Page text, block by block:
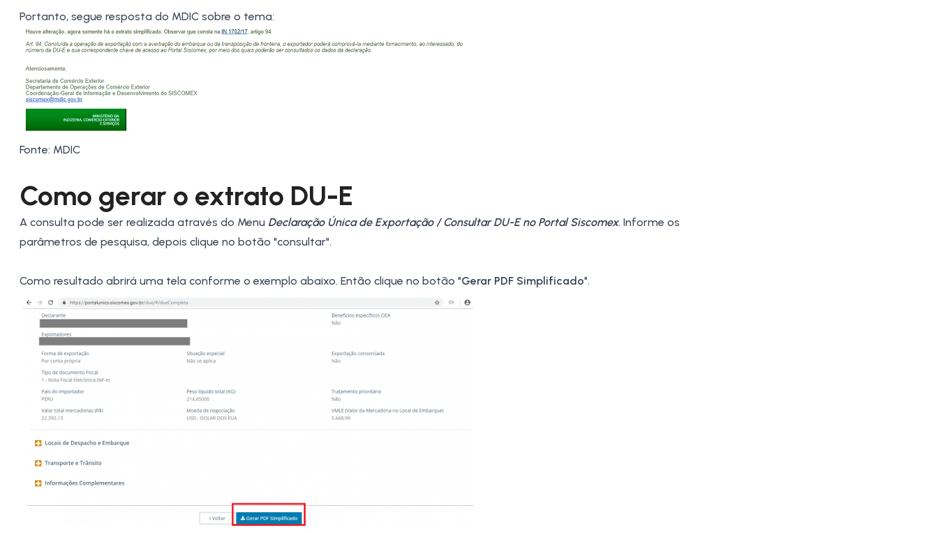
Portanto, segue resposta do MDIC sobre o tema:
Fonte: MDIC
Como gerar o extrato DU-E
A consulta pode ser realizada através do Menu Declaração Única de Exportação / Consultar DU-E no Portal Siscomex. Informe os
parâmetros de pesquisa, depois clique no botão "consultar".
Como resultado abrirá uma tela conforme o exemplo abaixo. Então clique no botão "Gerar PDF Simplificado".